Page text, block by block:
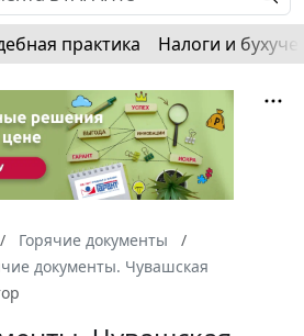
практика Налоги и
Горячие документы
документы. Чувашская